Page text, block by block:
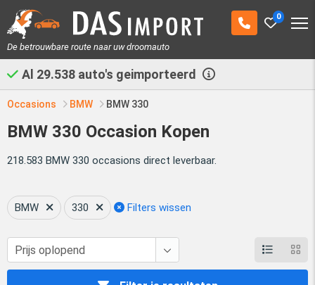
0
De betrouwbare route naar uw droomauto
Al 29.538 auto's geimporteerd
Occasions BMW BMW 330
BMW 330 Occasion Kopen
218.583 BMW 330 occasions direct leverbaar.
BMW 330 Filters wissen